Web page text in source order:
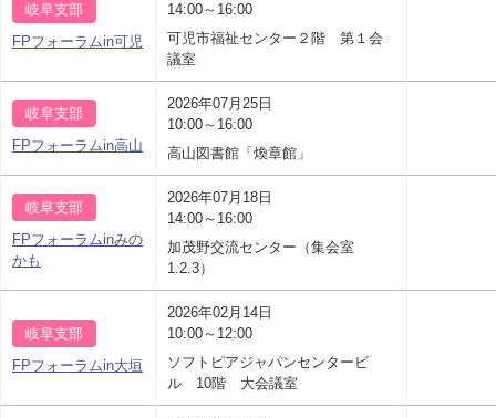
岐阜支部
FPフォーラムin可児
14:00～16:00
可児市福祉センター２階 第１会
議室
岐阜支部
FPフォーラムin高山
2026年07月25日
10:00～16:00
高山図書館「煥章館」
岐阜支部
FPフォーラムinみの
かも
2026年07月18日
14:00～16:00
加茂野交流センター（集会室
1.2.3）
岐阜支部
FPフォーラムin大垣
2026年02月14日
10:00～12:00
ソフトピアジャパンセンタービ
ル 10階 大会議室